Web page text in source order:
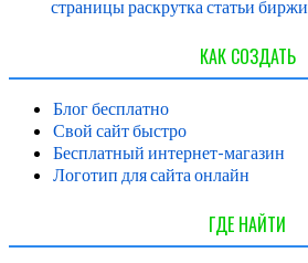
страницыраскрутка статьи биржи
КАК СОЗДАТЬ
Блог бесплатно
Свой сайт быстро
Бесплатный интернет-магазин
Логотип для сайта онлайн
ГДЕ НАЙТИ